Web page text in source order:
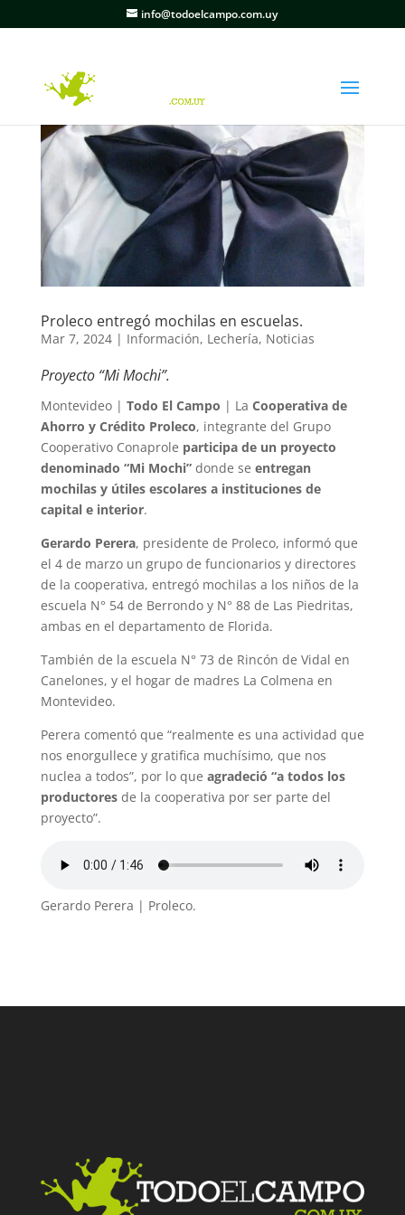
info@todoelcampo.com.uy
Proleco entregó mochilas en escuelas.
Mar 7, 2024| Información, Lechería, Noticias
Proyecto “Mi Mochi”.
Montevideo | Todo El Campo | La Cooperativa de
Ahorro y Crédito Proleco, integrante del Grupo
Cooperativo Conaprole participa de un proyecto
denominado “Mi Mochi”donde se entregan
mochilas y útiles escolares a instituciones de
capital e interior.
Gerardo Perera, presidente de Proleco, informó que
el 4 de marzo un grupo de funcionarios y directores
de la cooperativa, entregó mochilas a los niños de la
escuela N° 54 de Berrondo y N° 88 de Las Piedritas,
ambas en el departamento de Florida.
También de la escuela N° 73 de Rincón de Vidal en
Canelones, y el hogar de madres La Colmena en
Montevideo.
Perera comentó que “realmente es una actividad que
nos enorgullece y gratifica muchísimo, que nos
nuclea a todos”, por lo que agradeció “a todos los
productoresde la cooperativa por ser parte del
proyecto”.
Gerardo Perera | Proleco.